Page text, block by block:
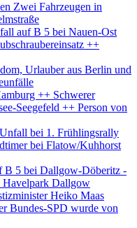
Zwei Fahrzeugen in
auf B 5 bei Nauen-Ost
++
Urlauber aus Berlin und
++ Schwerer
Seegefeld ++ Person von
bei 1. Frühlingsrally
bei Flatow/Kuhhorst
5 bei Dallgow-Döberitz -
Havelpark Dallgow
Heiko Maas
Bundes-SPD wurde von